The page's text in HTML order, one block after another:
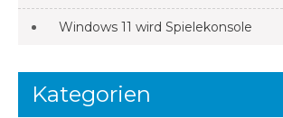
Windows 11 wird Spielekonsole
Kategorien